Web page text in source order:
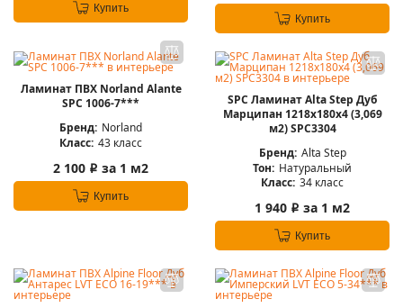
Купить
Купить
Ламинат ПВХ Norland Alante
SPC 1006-7***
Бренд: Norland
Класс: 43 класс
2 100 i за 1 м2
Купить
SPC Ламинат Alta Step Дуб
Марципан 1218x180x4 (3,069
м2) SPC3304
Бренд: Alta Step
Тон: Натуральный
Класс: 34 класс
1 940 i за 1 м2
Купить